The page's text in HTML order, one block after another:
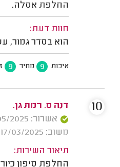
החלפת אסלה.
חוות דעת:
הוא בסדר גמור,
איכות 9 מחיר 9
דנה ס. רמת גן.
אשרור: 16/05/2025
משוב: 17/03/2025
תיאור השירות:
החלפת סיפון
10